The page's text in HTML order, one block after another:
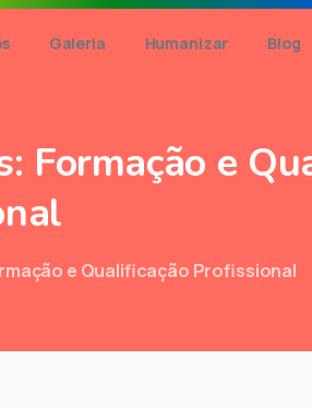
Galeria Humanizar Blog
Formação e
e Qualificação Profissional